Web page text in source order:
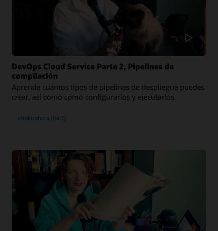
DevOps Cloud Service Parte 2, Pipelines de
compilación
Aprende cuántos tipos de pipelines de despliegue puedes
crear, así como cómo configurarlos y ejecutarlos.
Míralo ahora (04:11)